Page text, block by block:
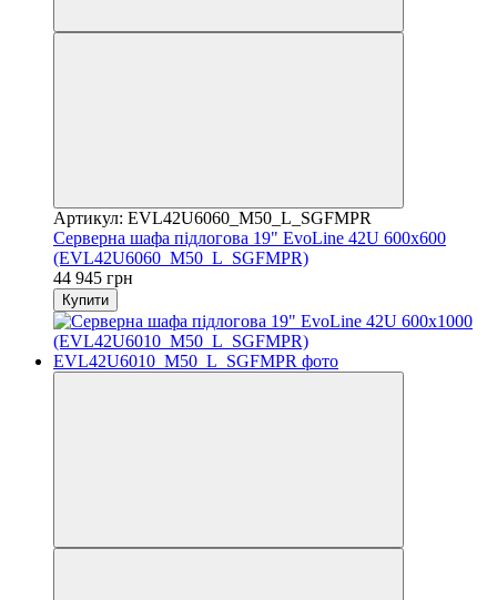
Артикул: EVL42U6060_M50_L_SGFMPR
Серверна шафа підлогова 19" EvoLine 42U 600x600
(EVL42U6060_M50_L_SGFMPR)
44 945 грн
Купити